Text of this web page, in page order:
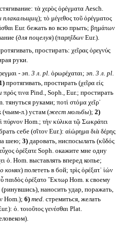
τὰ χερὸς ὀρέγματα Aesch.
плакальщиц); τὸ μέγεθος τοῦ ὀρέγματος
Eur. бежать во всю прыть; βημάτων
(для поцелуя) (παρηΐδων Eur.).
простирать: χεῖρας ὀρεγνύς
руки.
- эп. 3 л. pl. ὀρωρέχαται; эп. 3 л. pl.
1)протягивать, простирать (χεῖρα εἰς
πρός τινα Pind., Soph., Eur.; простирать
тянуться руками; ποτὶ στόμα χεῖρ᾽
(чьим-л.) устам (жест мольбы); 2)
πύρνον Hom.; τὴν κύλικα τῷ Σωκράτει
себе (σῖτον Eur.): αἰώρημα διὰ δέρης
шею; 3)даровать, ниспосылать (κῦδός
ὀρέξατε Soph. окажите мне одну
ὀ. Hom. выставлять вперед копье;
о конях) полететь в бой; τρὶς ὀρέξατ᾽ ἰών
ὀρέξατο Ἓκτωρ Hom. к своему
(ринувшись), наносить удар, поражать,
Hom.); 6) med. стремиться, желать
ὀ. τοιοῦτος γενέσθαι Plat.